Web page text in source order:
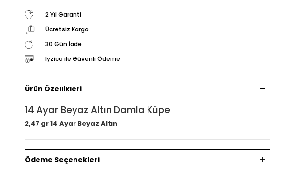
2 Yıl Garanti
Ücretsiz Kargo
30 Gün İade
Iyzico ile Güvenli Ödeme
Ürün Özellikleri
14 Ayar Beyaz Altın Damla Küpe
2,47 gr 14 Ayar Beyaz Altın
Ödeme Seçenekleri